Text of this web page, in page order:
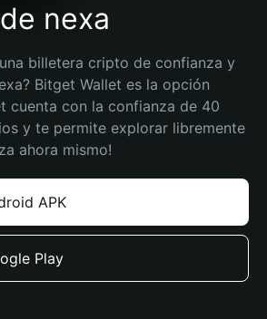
nexa
billetera cripto de confianza y
Bitget Wallet es la opción
cuenta con la confianza de 40
y te permite explorar libremente
ahora mismo!
APK
Play